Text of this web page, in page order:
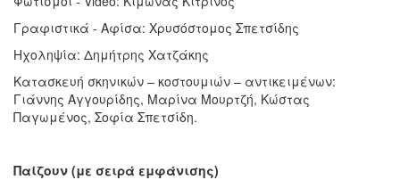
Γραφιστικά - Αφίσα: Χρυσόστομος Σπετσίδης
Ηχοληψία: Δημήτρης Χατζάκης
Κατασκευή σκηνικών – κοστουμιών – αντικειμένων:
Γιάννης Αγγουρίδης, Μαρίνα Μουρτζή, Κώστας
Παγωμένος, Σοφία Σπετσίδη.
Παίζουν (με σειρά εμφάνισης)